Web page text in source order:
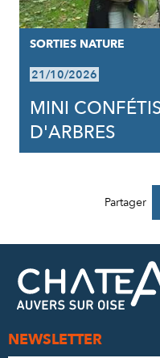
SORTIES NATURE
21/10/2026
MINI
D'ARBRES
Partager
NEWSLETTER